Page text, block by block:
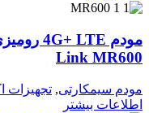
Link MR600
مودم سیمکارتی, تجهیزات
اطلاعات بیشتر